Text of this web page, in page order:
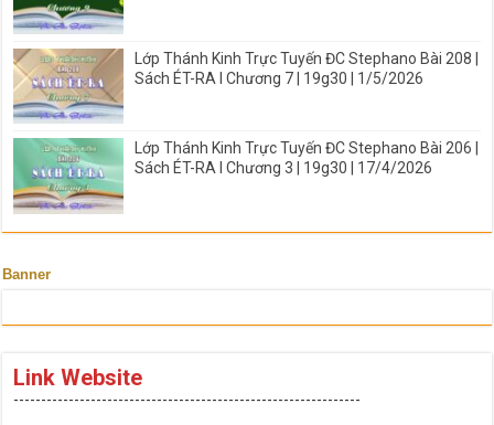
Lớp Thánh Kinh Trực Tuyến ĐC Stephano Bài 208 |
Sách ÉT-RA I Chương 7 | 19g30 | 1/5/2026
Lớp Thánh Kinh Trực Tuyến ĐC Stephano Bài 206 |
Sách ÉT-RA I Chương 3 | 19g30 | 17/4/2026
Banner
Link Website
---------------------------------------------------------------